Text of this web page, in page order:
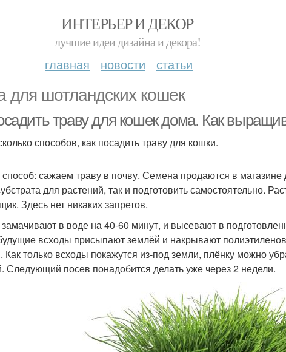
ИНТЕРЬЕР И ДЕКОР
лучшие идеи дизайна и декора!
главная новости статьи
для шотландских кошек
траву для кошек дома. Как
способов, как посадить траву для кошки.
сажаем траву в почву. Семена продаются в
для растений, так и подготовить самостоятельно.
Здесь нет никаких запретов.
в воде на 40-60 минут, и высевают в
всходы присыпают землёй и накрывают
Как только всходы покажутся из-под земли, плёнку можно
Следующий посев понадобится делать уже через 2 недели.